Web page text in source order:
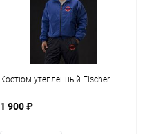
Костюм утепленный Fischer
1 900 ₽